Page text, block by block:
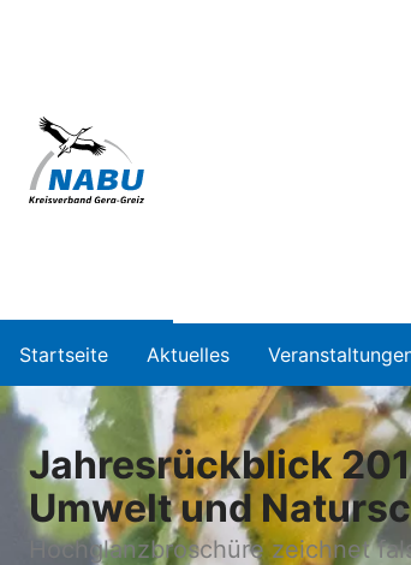
Startseite Aktuelles
Jahresrückblick
Umwelt und
Hochglanzbroschüre zeichnet